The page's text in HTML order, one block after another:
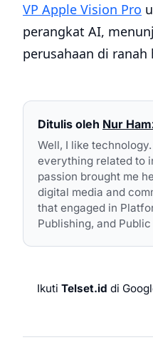
VP Apple Vision Pro
perangkat AI,
perusahaan di ranah
Ditulis oleh Nur
Well, I like
everything related to
passion brought me
digital media and
that engaged in
Publishing, and
Ikuti Telset.id di